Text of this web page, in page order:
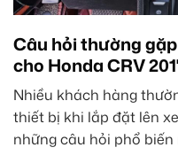
Câu hỏi thường
cho Honda CRV
Nhiều khách hàng
thiết bị khi lắp đặt lên
những câu hỏi phổ biến